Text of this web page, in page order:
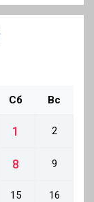
Сб Вс
1 2
8 9
15 16